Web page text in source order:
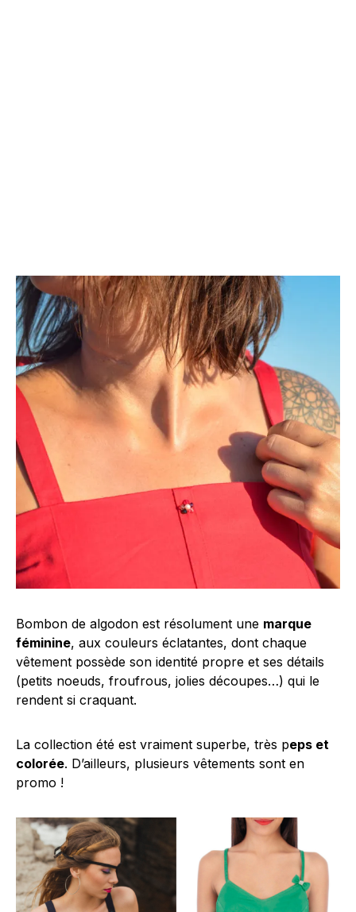
Bombon de algodon est résolument une marque
féminine, aux couleurs éclatantes, dont chaque
vêtement possède son identité propre et ses détails
(petits noeuds, froufrous, jolies découpes…) qui le
rendent si craquant.
La collection été est vraiment superbe, très peps et
colorée. D’ailleurs, plusieurs vêtements sont en
promo !